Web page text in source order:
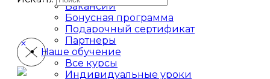
Вакансии
Бонусная программа
Подарочный сертификат
Партнеры
Наше обучение
Все курсы
Индивидуальные уроки